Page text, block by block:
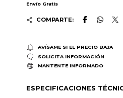
Envío Gratis
COMPARTE:
AVÍSAME SI EL PRECIO BAJA
SOLICITA INFORMACIÓN
MANTENTE INFORMADO
ESPECIFICACIONES